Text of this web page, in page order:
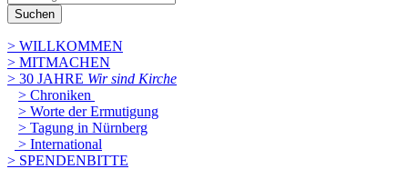
Suchen
> WILLKOMMEN
> MITMACHEN
> 30 JAHRE Wir sind Kirche
> Chroniken
> Worte der Ermutigung
> Tagung in Nürnberg
> International
> SPENDENBITTE